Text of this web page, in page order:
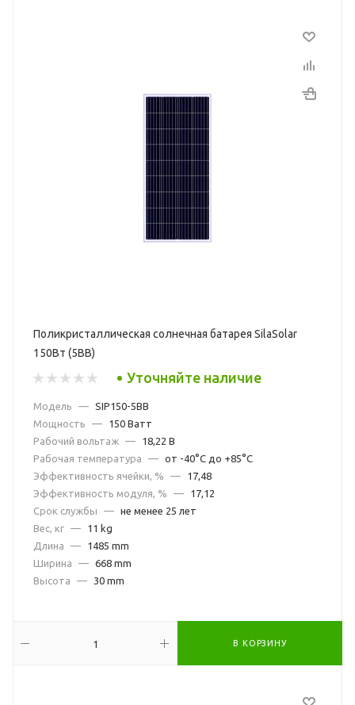
Поликристаллическая солнечная батарея SilaSolar
150Вт (5BB)
Уточняйте наличие
Модель — SIP150-5BB
Мощность
—
150 Ватт
Рабочий вольтаж —
18,22 В
Рабочая температура
— от -40°С до +85°С
Эффективность ячейки, %
—
17,48
Эффективность модуля, %
—
17,12
Срок службы
— не менее 25 лет
Вес, кг —
11 kg
Длина
—
1485 mm
Ширина
— 668 mm
Высота
— 30 mm
В КОРЗИНУ